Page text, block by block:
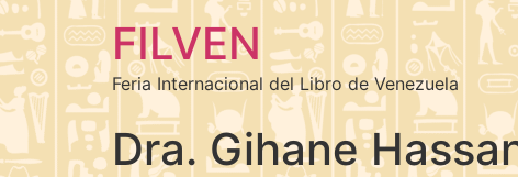
FILVEN
Feria Internacional del Libro de Venezuela
Dra. Gihane